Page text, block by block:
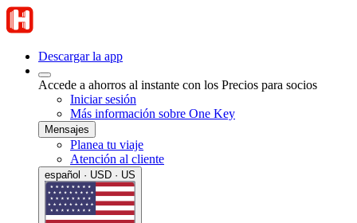
Descargar la app
Accede a ahorros al instante con los Precios para socios
Iniciar sesión
Más información sobre One Key
Mensajes
Planea tu viaje
Atención al cliente
español · USD · US